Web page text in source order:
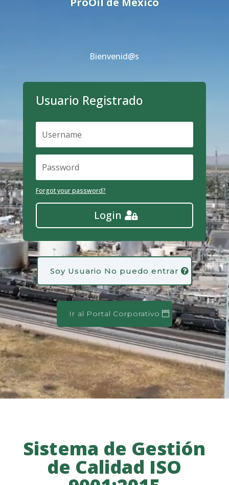
Bienvenid@s
Usuario Registrado
Forgot your password?
Login
Soy Usuario No puedo entrar
Ir al Portal Corporativo
Sistema de Gestión
de Calidad ISO